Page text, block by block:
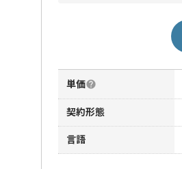
単価
契約形態
言語